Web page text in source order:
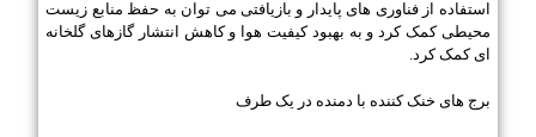
استفاده از فناوری های پایدار و بازیافتی می توان به حفظ منابع زیست
محیطی کمک کرد و به بهبود کیفیت هوا و کاهش انتشار گازهای گلخانه
ای کمک کرد.
برج های خنک کننده با دمنده در یک طرف​